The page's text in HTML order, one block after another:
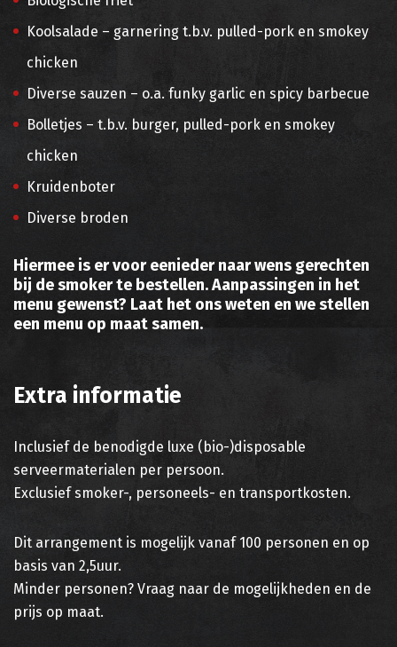
Koolsalade – garnering t.b.v. pulled-pork en smokey
chicken
Diverse sauzen – o.a. funky garlic en spicy barbecue
Bolletjes – t.b.v. burger, pulled-pork en smokey
chicken
Kruidenboter
Diverse broden
Hiermee is er voor eenieder naar wens gerechten
bij de smoker te bestellen. Aanpassingen in het
menu gewenst? Laat het ons weten en we stellen
een menu op maat samen.
Extra informatie
Inclusief de benodigde luxe (bio-)disposable
serveermaterialen per persoon.
Exclusief smoker-, personeels- en transportkosten.
Dit arrangement is mogelijk vanaf 100 personen en op
basis van 2,5uur.
Minder personen? Vraag naar de mogelijkheden en de
prijs op maat.